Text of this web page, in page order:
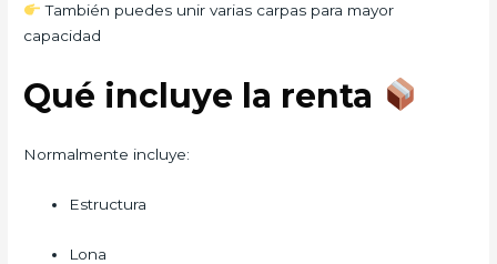
También puedes unir varias carpas para mayor
capacidad
Qué incluye la renta
Normalmente incluye:
Estructura
Lona